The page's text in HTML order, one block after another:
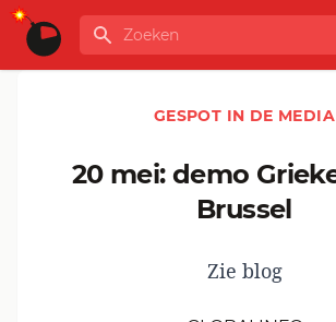
Ga naar de inhoud
GLOBALINFO
Zoeken
GESPOT IN DE MEDIA
20 mei: demo Griekenland
Brussel
Zie blog